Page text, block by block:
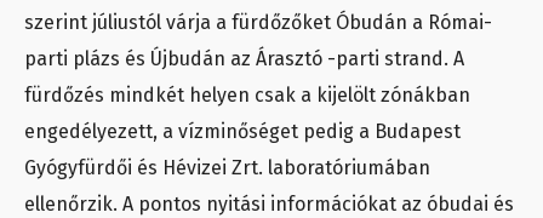
szerint júliustól várja a fürdőzőket Óbudán a Római-
parti plázs és Újbudán az Árasztó -parti strand. A
fürdőzés mindkét helyen csak a kijelölt zónákban
engedélyezett, a vízminőséget pedig a Budapest
Gyógyfürdői és Hévizei Zrt. laboratóriumában
ellenőrzik. A pontos nyitási információkat az óbudai és